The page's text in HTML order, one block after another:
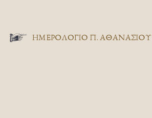
ΗΜΕΡΟΛΟΓΙΟ Π. ΑΘΑΝΑΣΙΟΥ